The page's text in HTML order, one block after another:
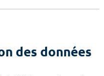
des données